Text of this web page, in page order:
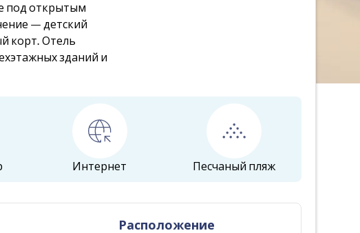
под открытым
— детский
корт. Отель
зданий и
Интернет Песчаный пляж
Расположение